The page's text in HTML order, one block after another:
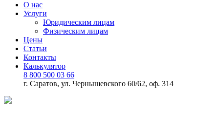
О нас
Услуги
Юридическим лицам
Физическим лицам
Цены
Статьи
Контакты
Калькулятор
8 800 500 03 66
г. Саратов, ул. Чернышевского 60/62, оф. 314